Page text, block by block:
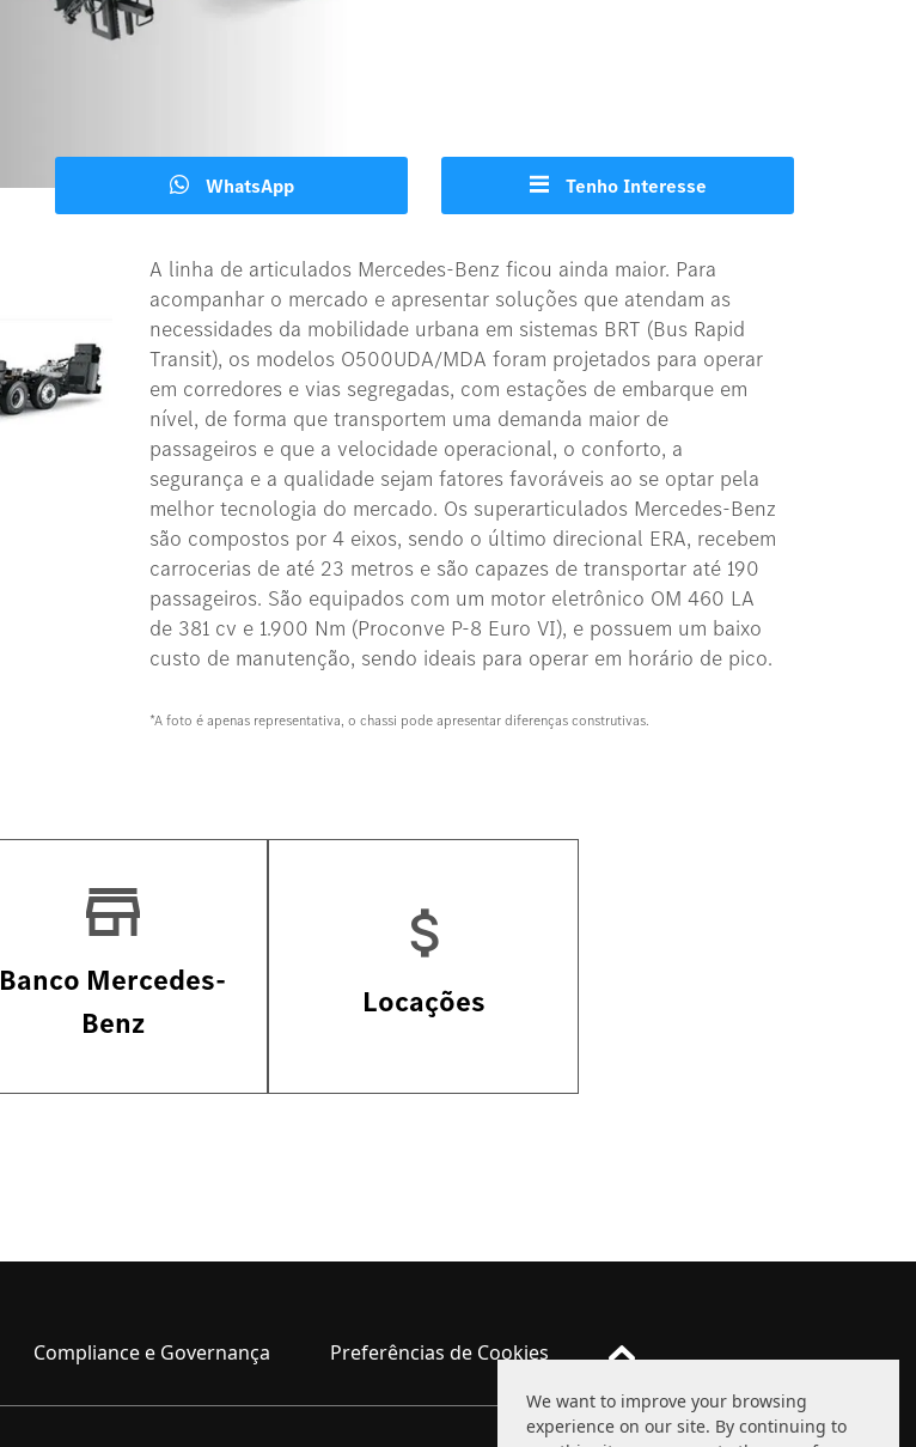
We want to improve your browsing
experience on our site. By continuing to
WhatsApp Tenho Interesse
A linha de articulados Mercedes-Benz ficou ainda maior. Para
acompanhar o mercado e apresentar soluções que atendam as
necessidades da mobilidade urbana em sistemas BRT (Bus Rapid
Transit), os modelos O500UDA/MDA foram projetados para operar
em corredores e vias segregadas, com estações de embarque em
nível, de forma que transportem uma demanda maior de
passageiros e que a velocidade operacional, o conforto, a
segurança e a qualidade sejam fatores favoráveis ao se optar pela
melhor tecnologia do mercado. Os superarticulados Mercedes-Benz
são compostos por 4 eixos, sendo o último direcional ERA, recebem
carrocerias de até 23 metros e são capazes de transportar até 190
passageiros. São equipados com um motor eletrônico OM 460 LA
de 381 cv e 1.900 Nm (Proconve P-8 Euro VI), e possuem um baixo
custo de manutenção, sendo ideais para operar em horário de pico.
*A foto é apenas representativa, o chassi pode apresentar diferenças construtivas.
Banco Mercedes-
Benz
Locações
Compliance e Governança Preferências de Cookies